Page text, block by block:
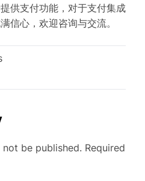
供支付功能，对于支付集成
信心，欢迎咨询与交流。
be published. Required